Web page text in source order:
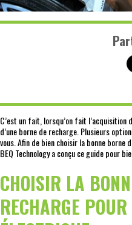
C’est un fait, lorsqu’on fait l’acquisition
d’une borne de recharge. Plusieurs
vous. Afin de bien choisir la bonne borne
BEQ Technology a conçu ce guide pour
CHOISIR LA
RECHARGE